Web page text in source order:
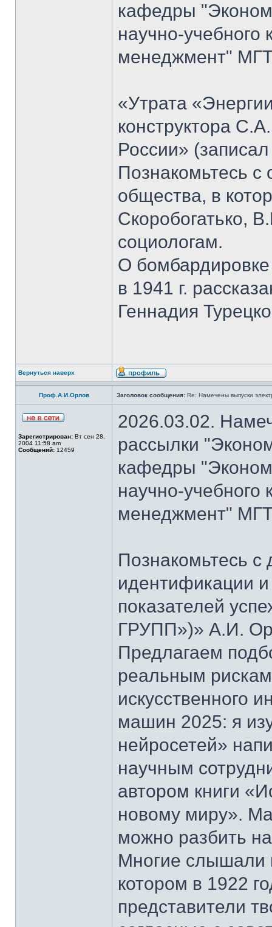
кафедры
научно-
менеджмент"
«Утрата
конструктора
России»
Познакомьтесь
общества, в
Скоробогатько,
социологам.
О
в 1941 г.
Геннадия
Вернуться наверх
Проф.А.И.Орлов Заголовок сообщения: Re: Намечены выпуски
Зарегистрирован: Вт сен 28,
2004 11:58 am
Сообщений: 12459
2026.03.02.
рассылки
кафедры
научно-
менеджмент"
Познакомьтесь
идентификации
показателей
ГРУПП»)» А.И.
Предлагаем
реальным
искусственного
машин 2025: я
нейросетей»
научным
автором книги
новому миру».
можно разбить
Многие слышали
котором в 1922
представители